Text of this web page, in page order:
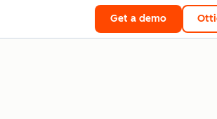
Get a demo